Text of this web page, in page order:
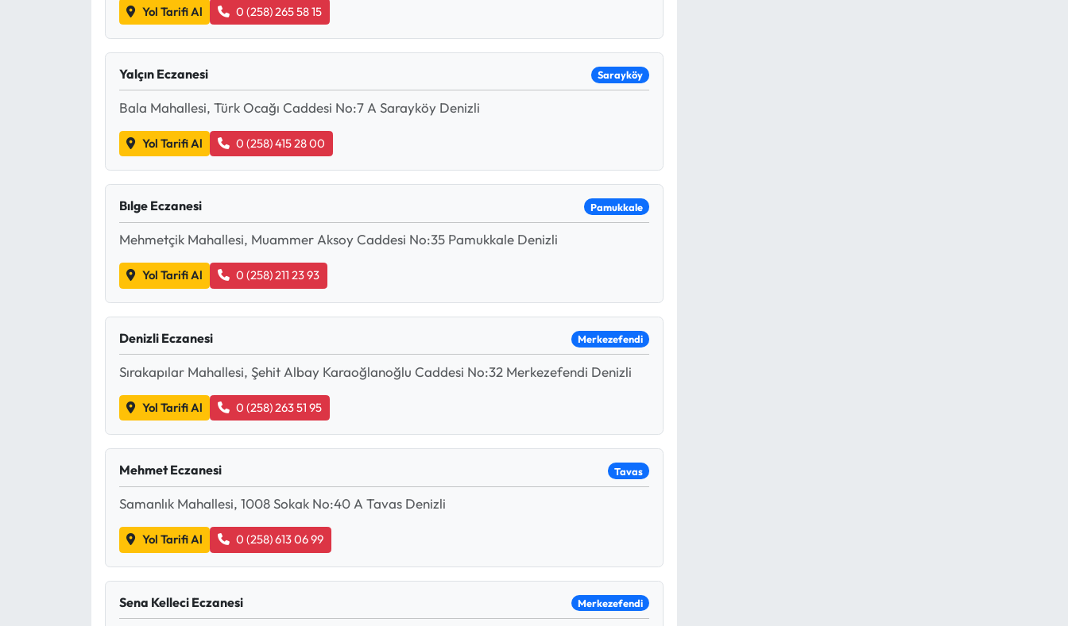
Yol Tarifi Al 0 (258) 265 58 15
Yalçın Eczanesi Sarayköy
Bala Mahallesi, Türk Ocağı Caddesi No:7 A Sarayköy Denizli
Yol Tarifi Al 0 (258) 415 28 00
Bılge Eczanesi Pamukkale
Mehmetçik Mahallesi, Muammer Aksoy Caddesi No:35 Pamukkale Denizli
Yol Tarifi Al 0 (258) 211 23 93
Denizli Eczanesi Merkezefendi
Sırakapılar Mahallesi, Şehit Albay Karaoğlanoğlu Caddesi No:32 Merkezefendi Denizli
Yol Tarifi Al 0 (258) 263 51 95
Mehmet Eczanesi Tavas
Samanlık Mahallesi, 1008 Sokak No:40 A Tavas Denizli
Yol Tarifi Al 0 (258) 613 06 99
Sena Kelleci Eczanesi Merkezefendi